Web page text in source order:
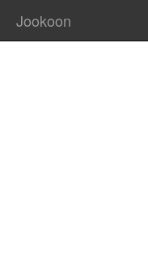
Jookoon